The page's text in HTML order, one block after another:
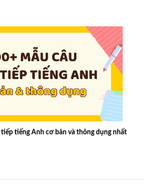
tiếng Anh cơ bản và thông dụng nhất